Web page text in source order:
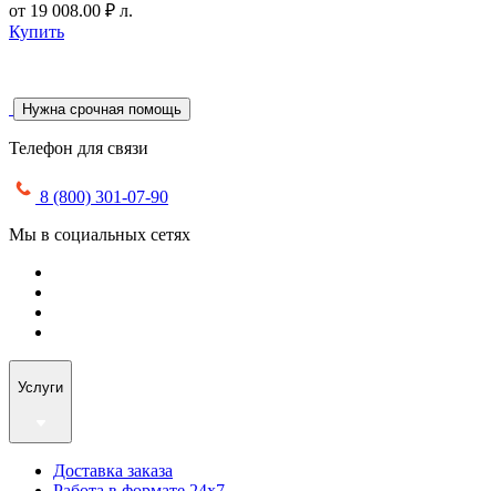
от 19 008.00 ₽ л.
Купить
Нужна срочная помощь
Телефон для связи
8 (800) 301-07-90
Мы в социальных сетях
Услуги
Доставка заказа